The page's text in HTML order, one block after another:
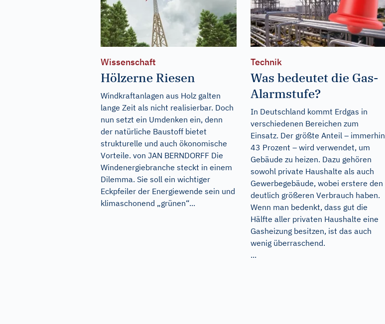
Wissenschaft
Hölzerne Riesen
Windkraftanlagen aus Holz galten
lange Zeit als nicht realisierbar. Doch
nun setzt ein Umdenken ein, denn
der natürliche Baustoff bietet
strukturelle und auch ökonomische
Vorteile. von JAN BERNDORFF Die
Windenergiebranche steckt in einem
Dilemma. Sie soll ein wichtiger
Eckpfeiler der Energiewende sein und
klimaschonend „grünen“...
Technik
Was bedeutet die Gas-
Alarmstufe?
In Deutschland kommt Erdgas in
verschiedenen Bereichen zum
Einsatz. Der größte Anteil – immerhin
43 Prozent – wird verwendet, um
Gebäude zu heizen. Dazu gehören
sowohl private Haushalte als auch
Gewerbegebäude, wobei erstere den
deutlich größeren Verbrauch haben.
Wenn man bedenkt, dass gut die
Hälfte aller privaten Haushalte eine
Gasheizung besitzen, ist das auch
wenig überraschend.
...